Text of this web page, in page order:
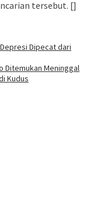
tersebut. []
Dipecat dari
Ditemukan Meninggal
Kudus